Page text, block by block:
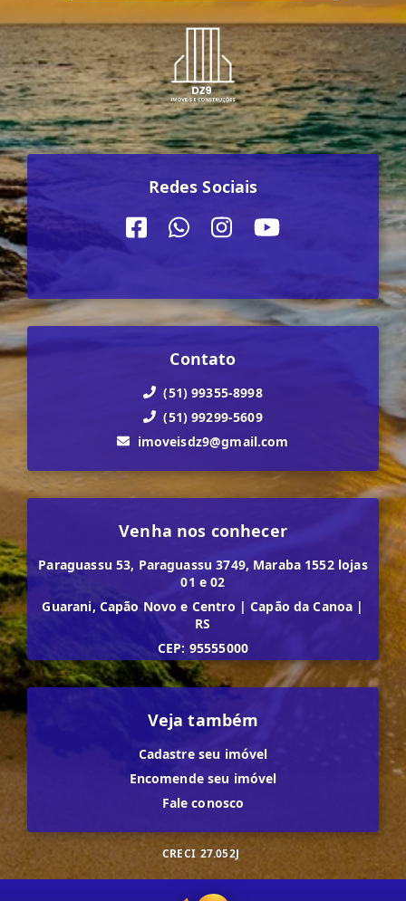
Redes Sociais
Contato
(51) 99355-8998
(51) 99299-5609
imoveisdz9@gmail.com
Venha nos conhecer
Paraguassu 53, Paraguassu 3749, Maraba 1552 lojas
01 e 02
Guarani, Capão Novo e Centro | Capão da Canoa |
RS
CEP: 95555000
Veja também
Cadastre seu imóvel
Encomende seu imóvel
Fale conosco
CRECI 27.052J